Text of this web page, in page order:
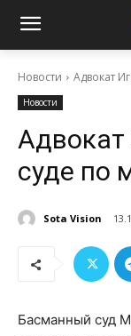
Новости Адвокат
Новости
Адвокат
суде по
Sota Vision
Басманный суд